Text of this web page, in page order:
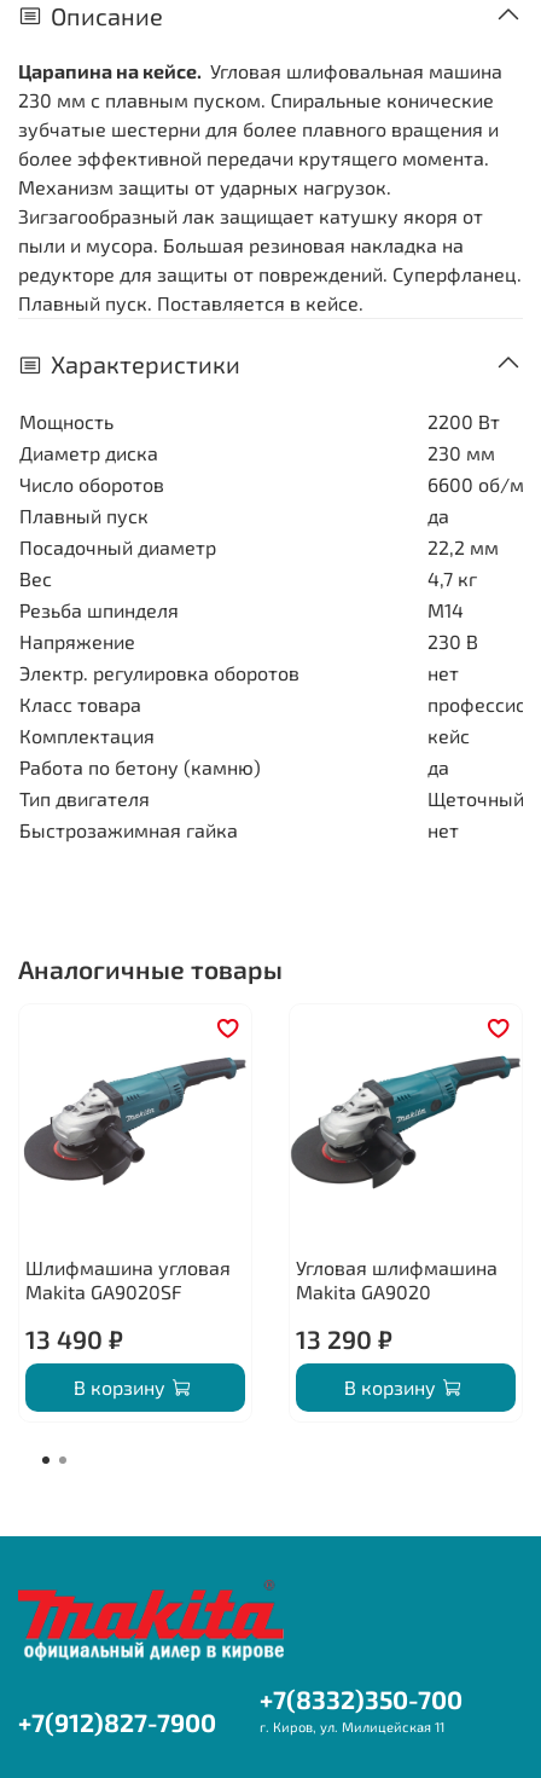
Описание
Царапина на кейсе. Угловая шлифовальная машина
230 мм с плавным пуском. Спиральные конические
зубчатые шестерни для более плавного вращения и
более эффективной передачи крутящего момента.
Механизм защиты от ударных нагрузок.
Зигзагообразный лак защищает катушку якоря от
пыли и мусора. Большая резиновая накладка на
редукторе для защиты от повреждений. Суперфланец.
Плавный пуск. Поставляется в кейсе.
Характеристики
Мощность
2200 Вт
Диаметр диска
230 мм
Число оборотов
6600 об/
Плавный пуск
да
Посадочный диаметр
22,2 мм
Вес
4,7 кг
Резьба шпинделя
М14
Напряжение
230 В
Электр. регулировка оборотов
нет
Класс товара
Комплектация
кейс
Работа по бетону (камню)
да
Тип двигателя
Щеточный
Быстрозажимная гайка
нет
Аналогичные товары
Шлифмашина угловая
Makita GA9020SF
13 490 ₽
В корзину
Угловая шлифмашина
Makita GA9020
13 290 ₽
В корзину
+7(912)827-7900
+7(8332)350-700
г. Киров, ул. Милицейская 11